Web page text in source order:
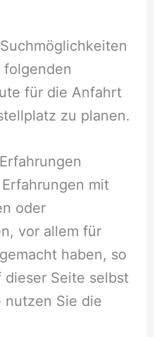
für die Anfahrt
zu planen.
mit
oder
vor allem für
haben, so
dieser Seite selbst
Sie die